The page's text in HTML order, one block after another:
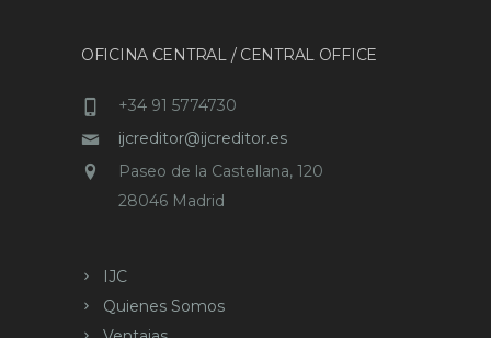
OFICINA CENTRAL / CENTRAL OFFICE
+34 91 5774730
ijcreditor@ijcreditor.es
Paseo de la Castellana, 120
28046 Madrid
IJC
Quienes Somos